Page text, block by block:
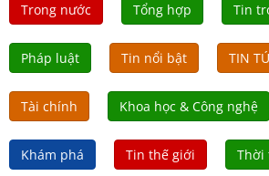
Trong nước Tổng hợp Tin
Pháp luật Tin nổi bật TIN
Tài chính Khoa học & Công nghệ
Khám phá Tin thế giới Thời